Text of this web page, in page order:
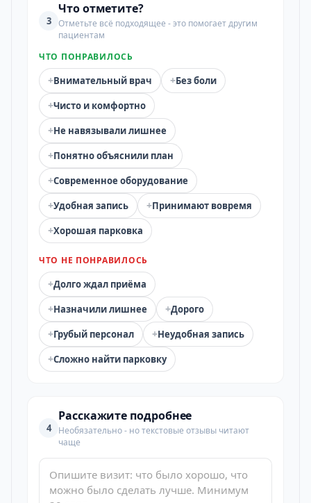
3
Что отметите?
Отметьте всё подходящее - это помогает другим
пациентам
ЧТО ПОНРАВИЛОСЬ
+Внимательный врач +Без боли
+Чисто и комфортно
+Не навязывали лишнее
+Понятно объяснили план
+Современное оборудование
+Удобная запись +Принимают вовремя
+Хорошая парковка
ЧТО НЕ ПОНРАВИЛОСЬ
+Долго ждал приёма
+Назначили лишнее +Дорого
+Грубый персонал +Неудобная запись
+Сложно найти парковку
4
Расскажите подробнее
Необязательно - но текстовые отзывы читают
чаще